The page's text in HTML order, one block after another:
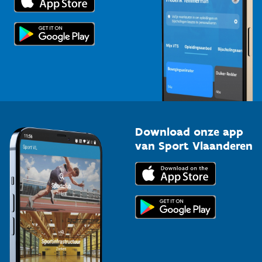
Topsporters
Voor de pers
Download onze app
van Sport Vlaanderen